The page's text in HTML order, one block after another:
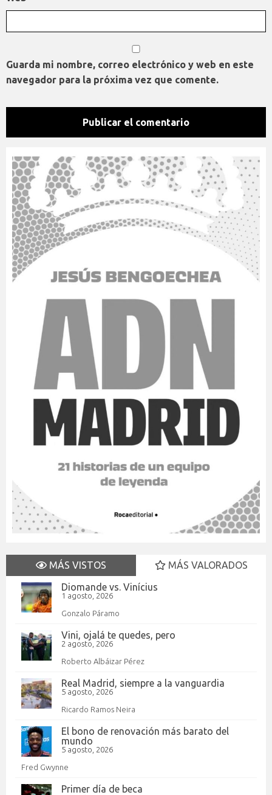
Guarda mi nombre, correo electrónico y web en este
navegador para la próxima vez que comente.
MÁS VISTOS
MÁS VALORADOS
Diomande vs. Vinícius
1 agosto, 2026
Gonzalo Páramo
Vini, ojalá te quedes, pero
2 agosto, 2026
Roberto Albáizar Pérez
Real Madrid, siempre a la vanguardia
5 agosto, 2026
Ricardo Ramos Neira
El bono de renovación más barato del
mundo
5 agosto, 2026
Fred Gwynne
Primer día de beca